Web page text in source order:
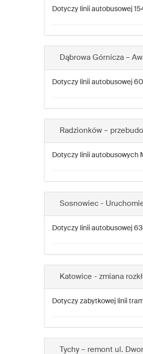
Dotyczy linii autobusowej
Dąbrowa Górnicza –
Dotyczy linii autobusowej
Radzionków –
Dotyczy linii autobusowych
Sosnowiec -
Dotyczy linii autobusowej
Katowice - zmiana
Dotyczy zabytkowej linii
Tychy – remont ul.